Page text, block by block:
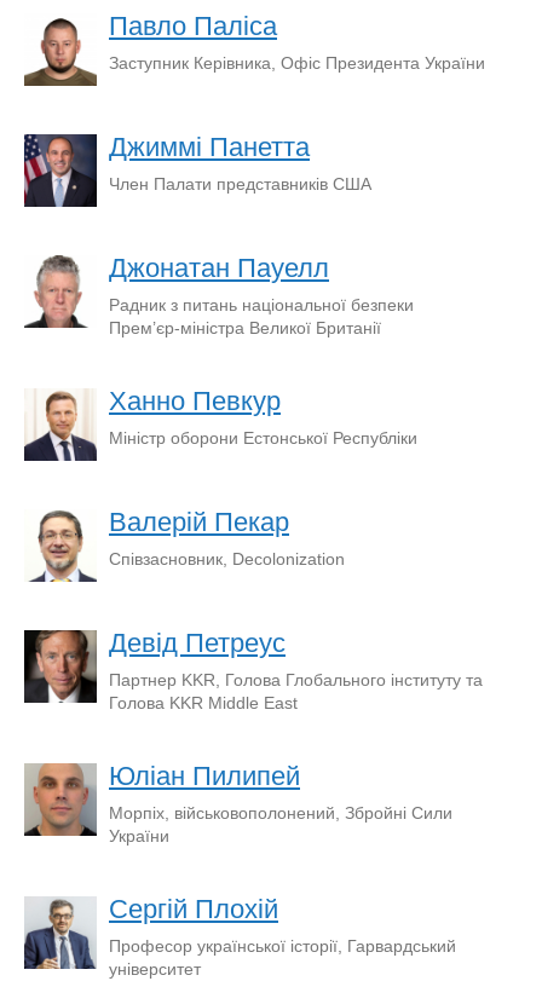
Павло Паліса
Заступник Керівника, Офіс Президента України
Джиммі Панетта
Член Палати представників США
Джонатан Пауелл
Радник з питань національної безпеки
Прем’єр-міністра Великої Британії
Ханно Певкур
Міністр оборони Естонської Республіки
Валерій Пекар
Співзасновник, Decolonization
Девід Петреус
Партнер KKR, Голова Глобального інституту та
Голова KKR Middle East
Юліан Пилипей
Морпіх, військовополонений, Збройні Сили
України
Сергій Плохій
Професор української історії, Гарвардський
університет